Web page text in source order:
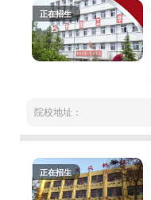
正在招生
院校地址：
正在招生